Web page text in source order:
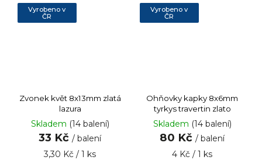
Vyrobeno v
ČR
Zvonek květ 8x13mm zlatá
lazura
Skladem (14 balení)
33 Kč / balení
3,30 Kč / 1 ks
Vyrobeno v
ČR
Ohňovky kapky 8x6mm
tyrkys travertin zlato
Skladem (14 balení)
80 Kč / balení
4 Kč / 1 ks